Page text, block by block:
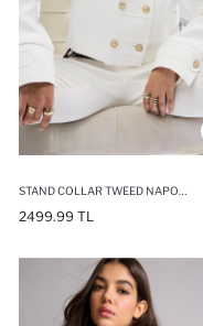
2499.99 TL